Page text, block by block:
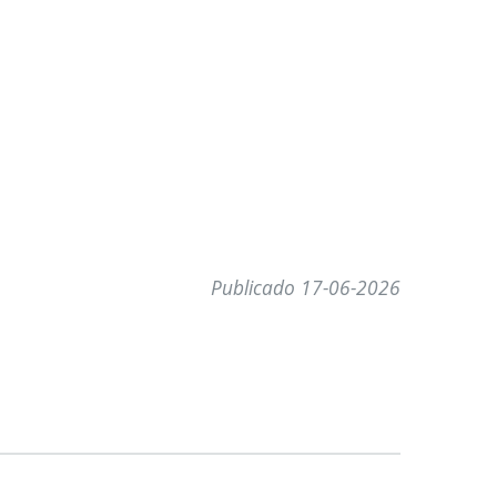
Publicado 17-06-2026